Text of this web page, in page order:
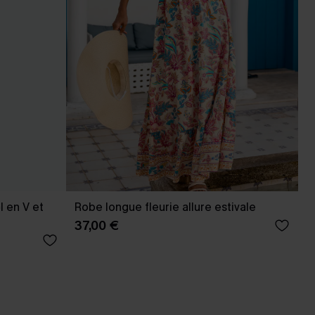
en V et
Robe longue fleurie allure estivale
37,00 €